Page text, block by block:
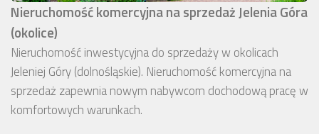
Nieruchomość komercyjna na sprzedaż Jelenia Góra
(okolice)
Nieruchomość inwestycyjna do sprzedaży w okolicach
Jeleniej Góry (dolnośląskie). Nieruchomość komercyjna na
sprzedaż zapewnia nowym nabywcom dochodową pracę w
komfortowych warunkach.